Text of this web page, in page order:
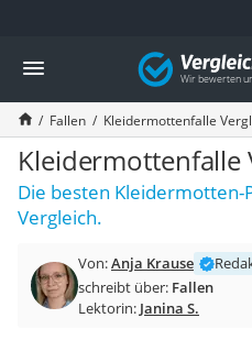
Die beliebtesten Vergleiche nach
Baumarkt
Tresor feuerfest
Makita-Akku-Rasenmäher
Kappsäge
Smartes Türschloss
Akku-Rasentrimmer
Feuchtigkeitsmessgerät
Split-Klimaanlage 2 Innengeräte
Pelletofen
Bohrmaschine
Vergleich
Fallen Kleidermottenfalle
Kleidermottenfalle
Die besten
Vergleich.
Von:Anja Krause
schreibt über: Fallen
Lektorin: Janina S.